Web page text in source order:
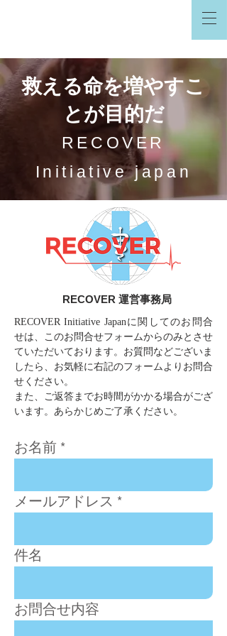
救える命を増やすこ
とが目的だ
RECOVER
Initiative japan
RECOVER 運営事務局
RECOVER Initiative Japanに関してのお問合
せは、このお問合せフォームからのみとさせ
ていただいております。お質問などございま
したら、お気軽に右記のフォームよりお問合
せください。
​また、ご返答までお時間がかかる場合がござ
います。あらかじめご了承ください。
お名前
メールアドレス
件名
お問合せ内容